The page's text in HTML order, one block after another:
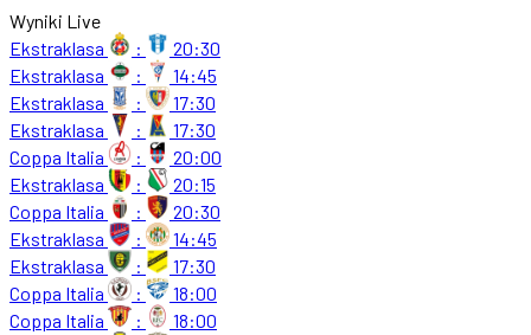
Wyniki Live
Ekstraklasa
:
20:30
Ekstraklasa
:
14:45
Ekstraklasa
:
17:30
Ekstraklasa
:
17:30
Coppa Italia
:
20:00
Ekstraklasa
:
20:15
Coppa Italia
:
20:30
Ekstraklasa
:
14:45
Ekstraklasa
:
17:30
Coppa Italia
:
18:00
Coppa Italia
:
18:00